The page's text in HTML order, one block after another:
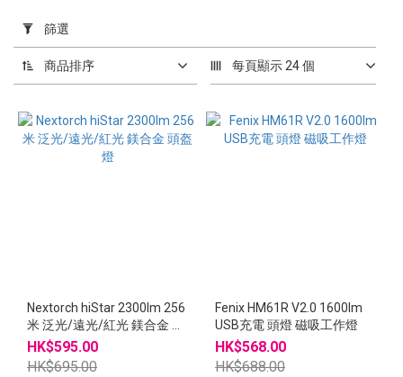
用
篩
選
(0/20)
價格
(HK$)
篩選
商品排序 每頁顯示 24 個
Nextorch hiStar 2300lm 256
米 泛光/遠光/紅光 鎂合金 頭
盔燈
HK$595.00
HK$695.00
Fenix HM61R V2.0 1600lm
USB充電 頭燈 磁吸工作燈
HK$568.00
HK$688.00